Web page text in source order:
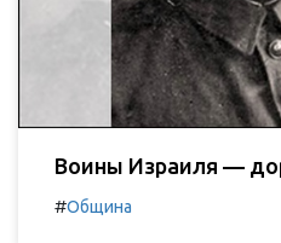
Воины Израиля —
#Община